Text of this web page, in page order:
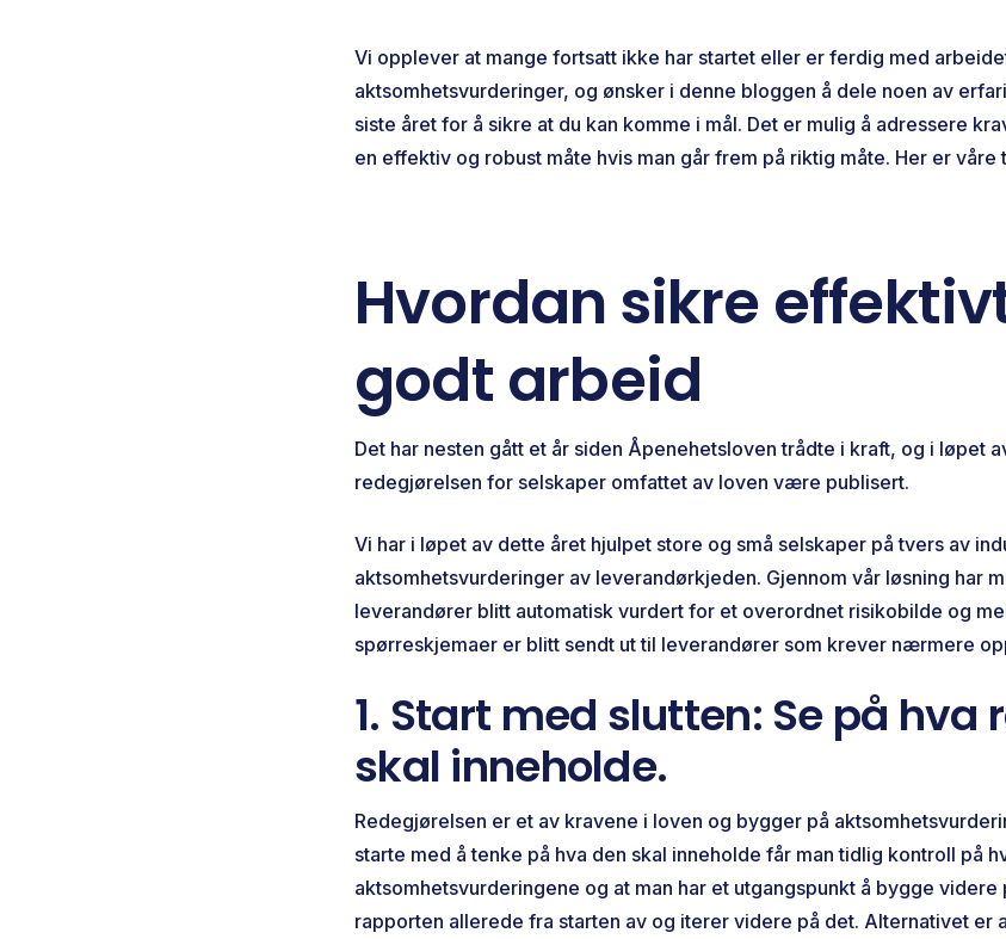
Vi opplever at mange fortsatt ikke har startet eller er ferdig med
aktsomhetsvurderinger, og ønsker i denne bloggen å dele noen av
siste året for å sikre at du kan komme i mål. Det er mulig å adressere
en effektiv og robust måte hvis man går frem på riktig måte. Her er våre
Hvordan sikre
godt arbeid
Det har nesten gått et år siden Åpenehetsloven trådte i kraft, og i løpet
redegjørelsen for selskaper omfattet av loven være publisert.
Vi har i løpet av dette året hjulpet store og små selskaper på tvers av
aktsomhetsvurderinger av leverandørkjeden. Gjennom vår løsning har
leverandører blitt automatisk vurdert for et overordnet risikobilde og
spørreskjemaer er blitt sendt ut til leverandører som krever nærmere
1. Start med slutten: Se på hva
skal inneholde.
Redegjørelsen er et av kravene i loven og bygger på
starte med å tenke på hva den skal inneholde får man tidlig kontroll på
aktsomhetsvurderingene og at man har et utgangspunkt å bygge
rapporten allerede fra starten av og iterer videre på det. Alternativet er